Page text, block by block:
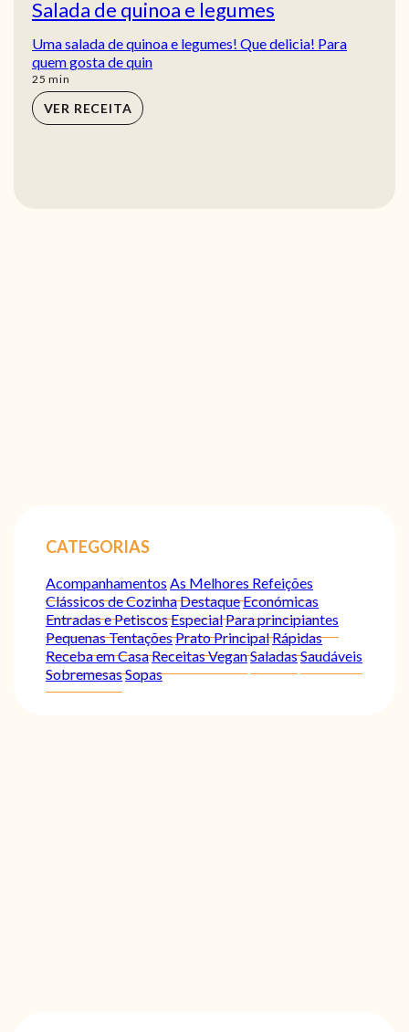
Salada de quinoa e legumes
Uma salada de quinoa e legumes! Que delicia! Para
quem gosta de quin
25 min
min
VER RECEITA
CATEGORIAS
Acompanhamentos As Melhores Refeições
Clássicos de CozinhaDestaqueEconómicas
Entradas e PetiscosEspecialPara principiantes
Pequenas TentaçõesPrato PrincipalRápidas
Receba em CasaReceitas VeganSaladasSaudáveis
SobremesasSopas